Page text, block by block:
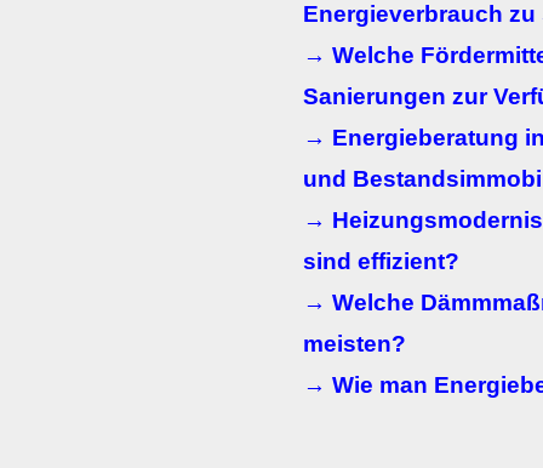
Energieverbrauch zu
→ Welche
Sanierungen zur
→ Energieberatung
und
→
sind effizient?
→ Welche
meisten?
→ Wie man